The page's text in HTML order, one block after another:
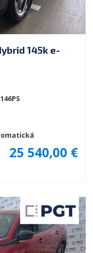
145k e-
25 540,00 €